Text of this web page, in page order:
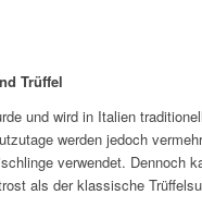
Trüffel
und wird in Italien
werden jedoch
verwendet. Dennoch
als der klassische